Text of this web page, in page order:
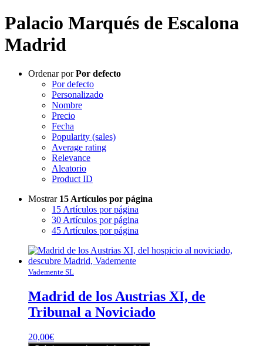
Palacio Marqués de Escalona
Madrid
Ordenar porPor defecto
Por defecto
Personalizado
Nombre
Precio
Fecha
Popularity (sales)
Average rating
Relevance
Aleatorio
Product ID
Mostrar 15 Artículos por página
15 Artículos por página
30 Artículos por página
45 Artículos por página
Vademente SL
Madrid de los Austrias XI, de
Tribunal a Noviciado
20,00€